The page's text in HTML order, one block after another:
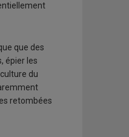
que des
épier les
du
retombées